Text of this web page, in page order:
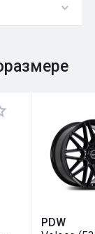
PDW